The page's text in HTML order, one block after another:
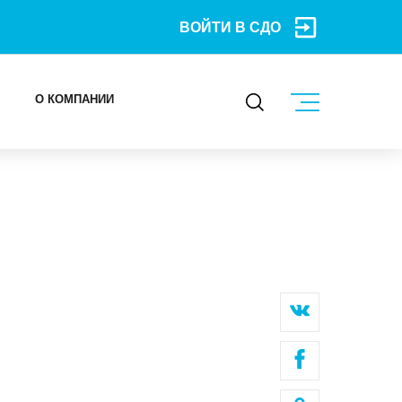
ВОЙТИ В СДО
О КОМПАНИИ